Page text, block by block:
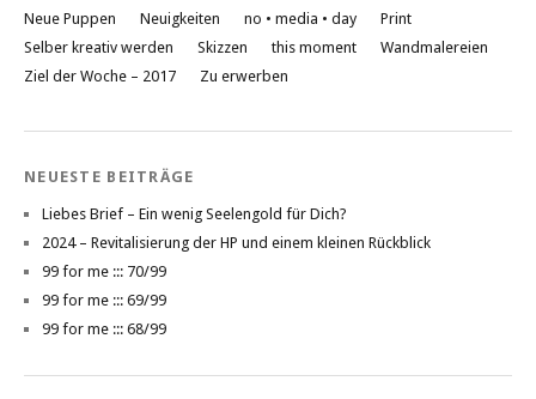
Neue Puppen
Neuigkeiten no • media • day
Print
Selber kreativ werden
Skizzen this moment
Wandmalereien
Ziel der Woche – 2017
Zu erwerben
NEUESTE BEITRÄGE
Liebes Brief – Ein wenig Seelengold für Dich?
2024 – Revitalisierung der HP und einem kleinen Rückblick
99 for me ::: 70/99
99 for me ::: 69/99
99 for me ::: 68/99